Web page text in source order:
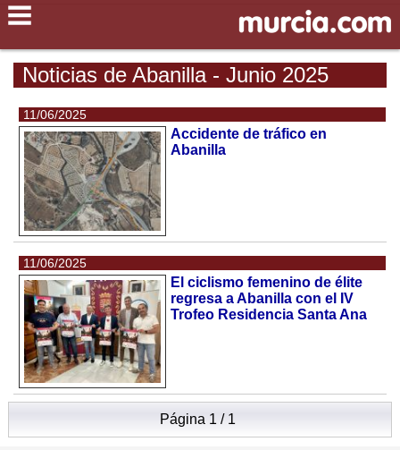
Noticias de Abanilla - Junio 2025
11/06/2025
Accidente de tráfico en
Abanilla
11/06/2025
El ciclismo femenino de élite
regresa a Abanilla con el IV
Trofeo Residencia Santa Ana
Página 1 / 1